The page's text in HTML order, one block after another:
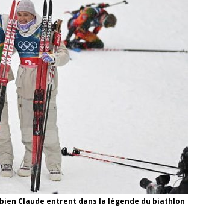
Claude entrent dans la légende du biathlon